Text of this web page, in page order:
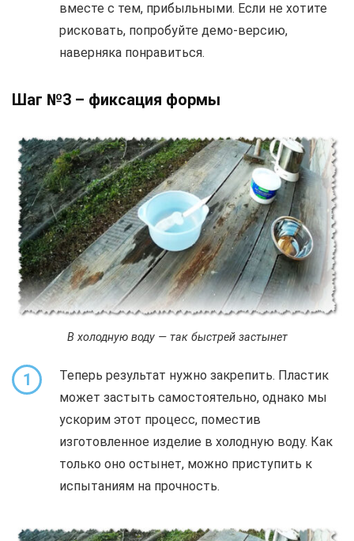
вместе с тем, прибыльными. Если не хотите
рисковать, попробуйте демо-версию,
наверняка понравиться.
Шаг №3 – фиксация формы
В холодную воду — так быстрей застынет
1
Теперь результат нужно закрепить. Пластик
может застыть самостоятельно, однако мы
ускорим этот процесс, поместив
изготовленное изделие в холодную воду. Как
только оно остынет, можно приступить к
испытаниям на прочность.